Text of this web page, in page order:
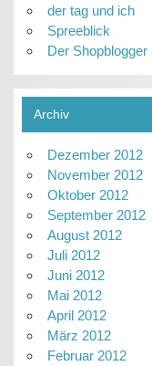
der tag und ich
Spreeblick
Der Shopblogger
Archiv
Dezember 2012
November 2012
Oktober 2012
September 2012
August 2012
Juli 2012
Juni 2012
Mai 2012
April 2012
März 2012
Februar 2012